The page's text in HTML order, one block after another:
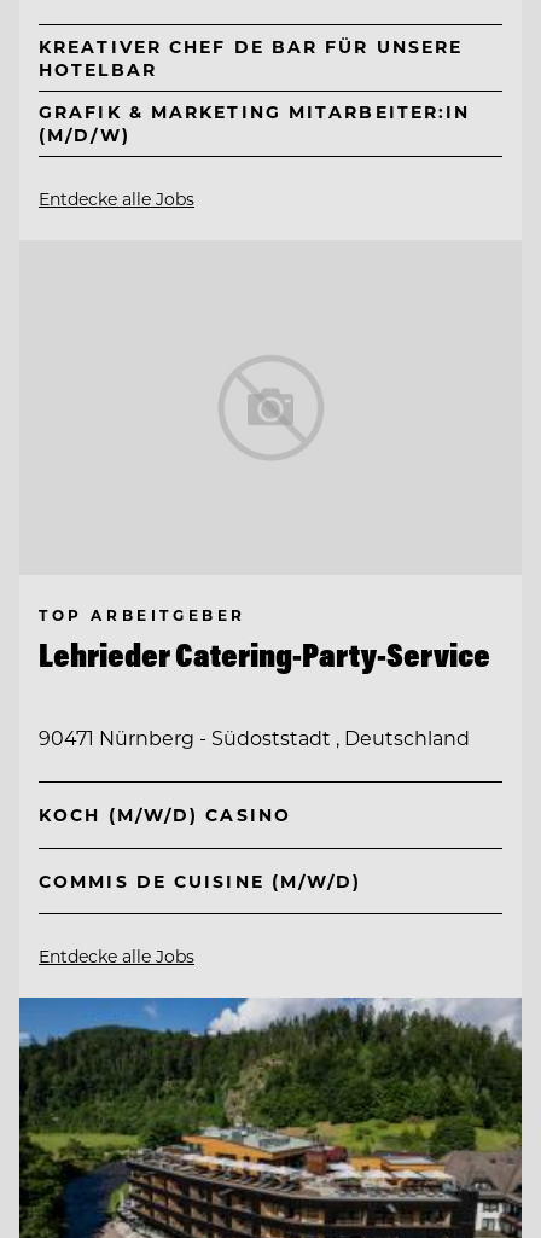
KREATIVER CHEF DE BAR FÜR UNSERE
HOTELBAR
GRAFIK & MARKETING MITARBEITER:IN
(M/D/W)
Entdecke alle Jobs
TOP ARBEITGEBER
Lehrieder Catering-Party-Service
90471 Nürnberg - Südoststadt , Deutschland
KOCH (M/W/D) CASINO
COMMIS DE CUISINE (M/W/D)
Entdecke alle Jobs